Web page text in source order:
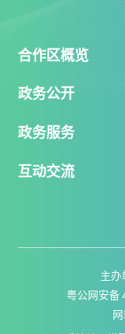
合作区概览
政务公开
政务服务
互动交流
主办
粤公网安备